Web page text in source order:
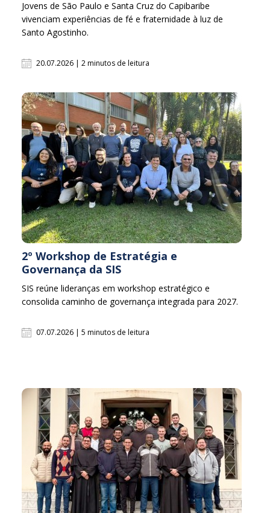
Jovens de São Paulo e Santa Cruz do Capibaribe
vivenciam experiências de fé e fraternidade à luz de
Santo Agostinho.
20.07.2026 | 2 minutos de leitura
2º Workshop de Estratégia e
Governança da SIS
SIS reúne lideranças em workshop estratégico e
consolida caminho de governança integrada para 2027.
07.07.2026 | 5 minutos de leitura